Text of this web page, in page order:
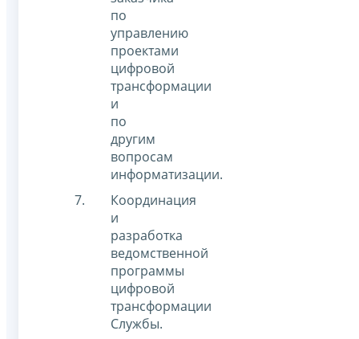
по
управлению
проектами
цифровой
трансформации
и
по
другим
вопросам
информатизации.
Координация
и
разработка
ведомственной
программы
цифровой
трансформации
Службы.